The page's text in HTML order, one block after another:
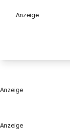
Anzeige
Anzeige
Anzeige